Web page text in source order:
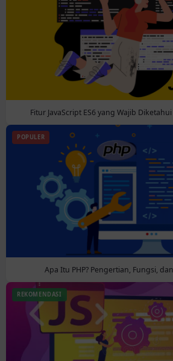
Fitur JavaScript ES6 yang Wajib
POPULER
Apa Itu PHP? Pengertian, Fungsi,
REKOMENDASI